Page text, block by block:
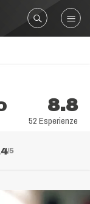
8.8
52 Esperienze
/5